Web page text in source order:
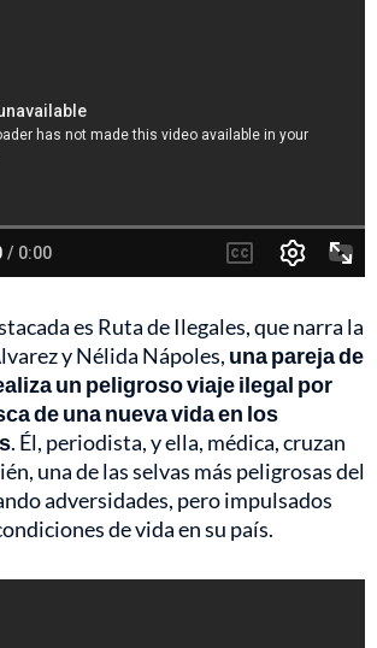
es Ruta de Ilegales, que narra la
y Nélida Nápoles, una pareja de
un peligroso viaje ilegal por
de una nueva vida en los
. Él, periodista, y ella, médica, cruzan
una de las selvas más peligrosas del
adversidades, pero impulsados
de vida en su país.